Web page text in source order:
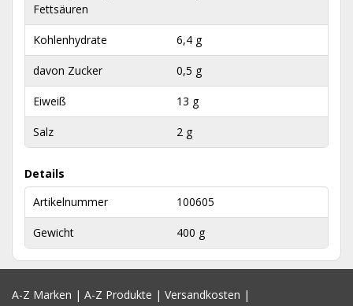
Fettsäuren
Kohlenhydrate 6,4 g
davon Zucker 0,5 g
Eiweiß 13 g
Salz 2 g
Details
Artikelnummer
100605
Gewicht 400 g
A-Z Marken | A-Z Produkte | Versandkosten |